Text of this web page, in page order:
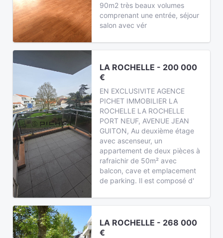
90m2 très beaux volumes
comprenant une entrée, séjour
salon avec vér
LA ROCHELLE - 200 000
€
EN EXCLUSIVITE AGENCE
PICHET IMMOBILIER LA
ROCHELLE LA ROCHELLE
PORT NEUF, AVENUE JEAN
GUITON, Au deuxième étage
avec ascenseur, un
appartement de deux pièces à
rafraichir de 50m² avec
balcon, cave et emplacement
de parking. Il est composé d'
LA ROCHELLE - 268 000
€